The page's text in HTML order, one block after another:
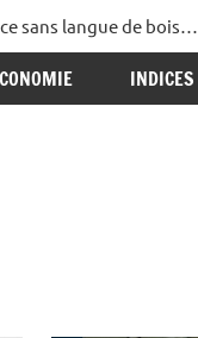
sans langue de bois…
INDICES